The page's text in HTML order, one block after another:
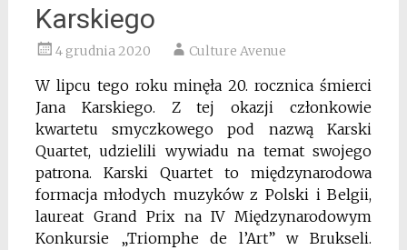
Karskiego
4 grudnia 2020 Culture Avenue
W lipcu tego roku minęła 20. rocznica śmierci
Jana Karskiego. Z tej okazji członkowie
kwartetu smyczkowego pod nazwą Karski
Quartet, udzielili wywiadu na temat swojego
patrona. Karski Quartet to międzynarodowa
formacja młodych muzyków z Polski i Belgii,
laureat Grand Prix na IV Międzynarodowym
Konkursie „Triomphe de l’Art” w Brukseli.